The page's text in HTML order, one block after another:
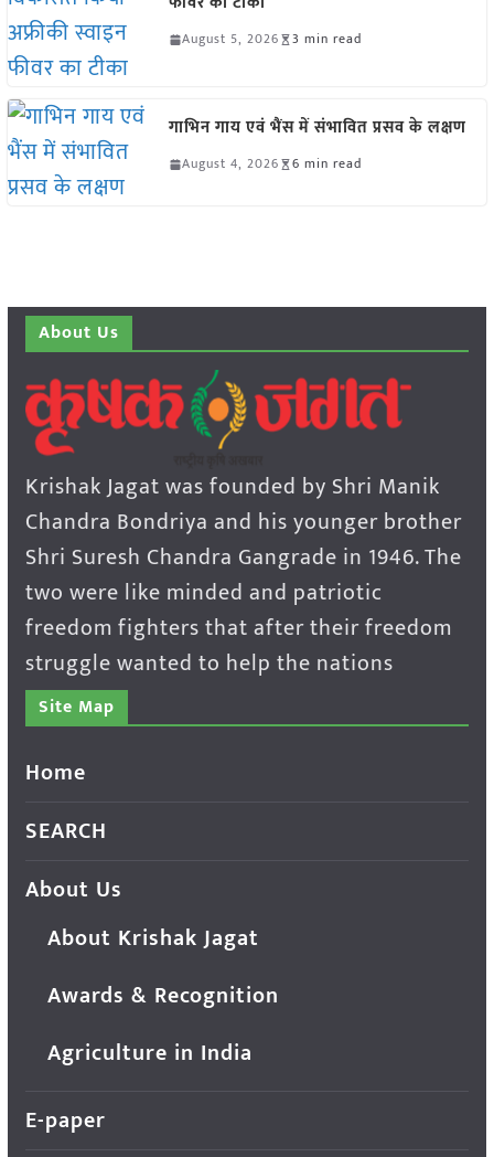
August 5, 2026 3 min read
गाभिन गाय एवं भैंस में संभावित प्रसव के लक्षण
August 4, 2026 6 min read
About Us
Krishak Jagat was founded by Shri Manik
Chandra Bondriya and his younger brother
Shri Suresh Chandra Gangrade in 1946. The
two were like minded and patriotic
freedom fighters that after their freedom
struggle wanted to help the nations
Site Map
Home
SEARCH
About Us
About Krishak Jagat
Awards & Recognition
Agriculture in India
E-paper